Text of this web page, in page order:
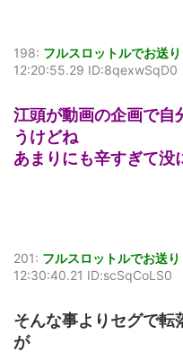
198: フルスロットルでお送
12:20:55.29 ID:8qexwSqD0
江頭が動画の企画で自
うけどね
あまりにも辛すぎて没
201: フルスロットルでお送
12:30:40.21 ID:scSqCoLS0
そんな事よりセグで転
が